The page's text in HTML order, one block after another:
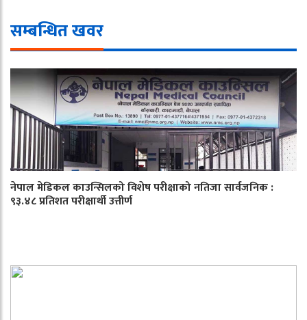
सम्बन्धित खवर
नेपाल मेडिकल काउन्सिलको विशेष परीक्षाको नतिजा सार्वजनिक :
९३.४८ प्रतिशत परीक्षार्थी उत्तीर्ण